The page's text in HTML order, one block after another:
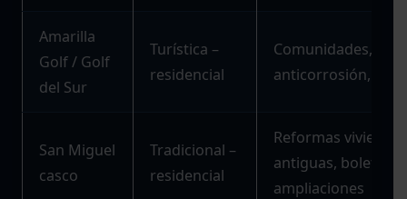
Amarilla
Golf / Golf
del Sur
Turística –
residencial
Comunidades,
anticorrosión,
San Miguel
casco
Tradicional –
residencial
Reformas viviendas
antiguas, boletines,
ampliaciones